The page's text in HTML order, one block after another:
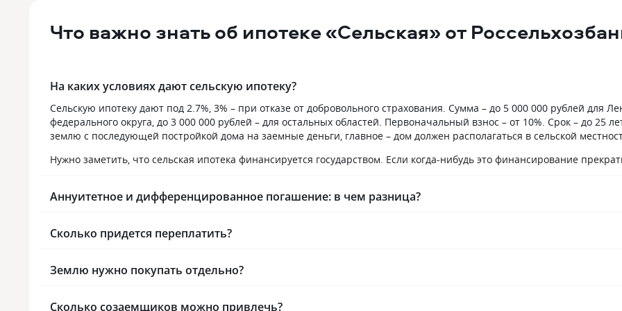
что подготовить к следующему
Сейчас, конечно, стало проще:
остаток и график смотрю
в приложении. Иногда даже
не верится, что скоро квартира будет
уже полностью наша.
объяснял, что донести. Сделку
Что важно знать об ипотеке «Сельская» от
На каких условиях дают сельскую ипотеку?
Сельскую ипотеку дают под 2.7%, 3% – при отказе от добровольного страхования. Сумма – до 5 000 000 рублей для
федерального округа, до 3 000 000 рублей – для остальных областей. Первоначальный взнос – от 10%. Срок – до 25
землю с последующей постройкой дома на заемные деньги, главное – дом должен располагаться в сельской
Нужно заметить, что сельская ипотека финансируется государством. Если когда-нибудь это финансирование
Аннуитетное и дифференцированное погашение: в чем разница?
Сколько придется переплатить?
Землю нужно покупать отдельно?
Сколько созаемщиков можно привлечь?